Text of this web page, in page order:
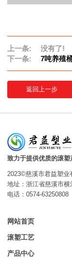
上一条:
没有了!
下一条:
7吨养殖
返回上一步
致力于提供优质的滚
2023©慈溪市君益塑业
地址：浙江省慈溪市横
电话：0574-63250808
网站首页
滚塑工艺
产品中心